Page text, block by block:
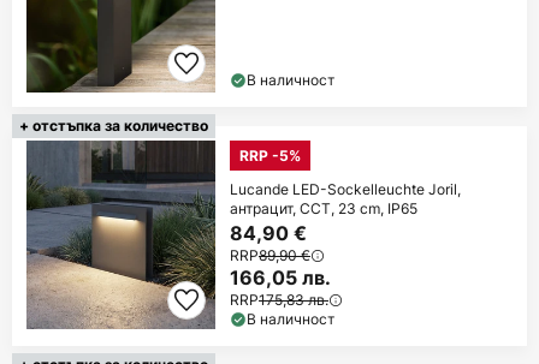
В наличност
+ отстъпка за количество
RRP -5%
Lucande LED-Sockelleuchte Joril,
антрацит, CCT, 23 cm, IP65
84,90 €
RRP89,90 €
166,05 лв.
RRP175,83 лв.
В наличност